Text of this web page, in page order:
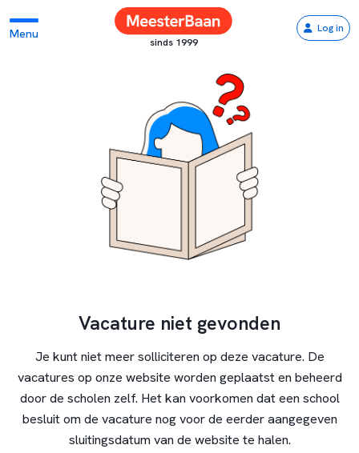
Menu
sinds 1999
Log in
Vacature niet gevonden
Je kunt niet meer solliciteren op deze vacature. De
vacatures op onze website worden geplaatst en beheerd
door de scholen zelf. Het kan voorkomen dat een school
besluit om de vacature nog voor de eerder aangegeven
sluitingsdatum van de website te halen.